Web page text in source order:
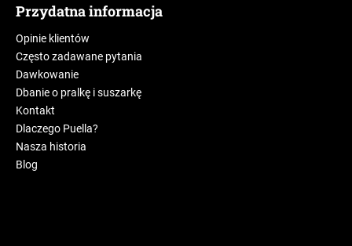
Przydatna informacja
Opinie klientów
Często zadawane pytania
Dawkowanie
Dbanie o pralkę i suszarkę
Kontakt
Dlaczego Puella?
Nasza historia
Blog